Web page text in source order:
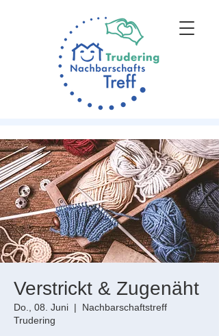
Verstrickt & Zugenäht
Do., 08. Juni
  |
Nachbarschaftstreff
Trudering